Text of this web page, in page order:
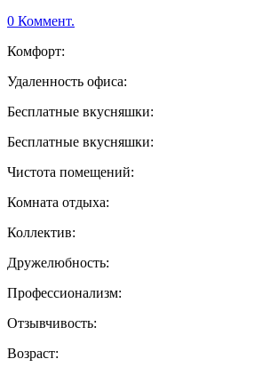
0 Коммент.
Комфорт:
Удаленность офиса:
Бесплатные вкусняшки:
Бесплатные вкусняшки:
Чистота помещений:
Комната отдыха:
Коллектив:
Дружелюбность:
Профессионализм:
Отзывчивость:
Возраст: